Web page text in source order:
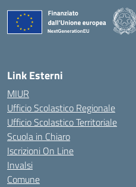
Link Esterni
MIUR
Ufficio Scolastico Regionale
Ufficio Scolastico Territoriale
Scuola in Chiaro
Iscrizioni On Line
Invalsi
Comune